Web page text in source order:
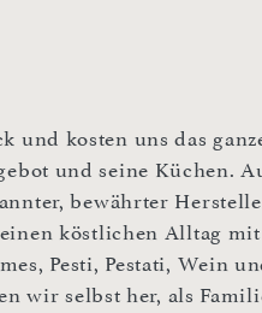
und kosten uns das
und seine Küchen.
bewährter
köstlichen Alltag
Pesti, Pestati, Wein
wir selbst her, als